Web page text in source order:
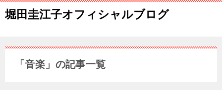
堀田圭江子オフィシャルブログ
「音楽」の記事一覧